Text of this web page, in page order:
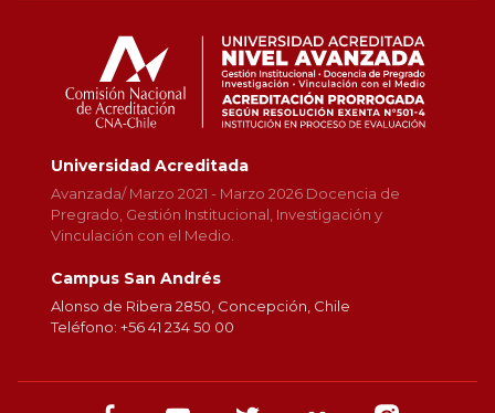
Universidad Acreditada
Avanzada/ Marzo 2021 - Marzo 2026 Docencia de
Pregrado, Gestión Institucional, Investigación y
Vinculación con el Medio.
Campus San Andrés
Alonso de Ribera 2850, Concepción, Chile
Teléfono: +56 41 234 50 00